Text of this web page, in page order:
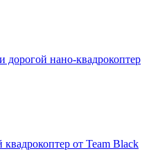
нано-квадрокоптер
от Team Black